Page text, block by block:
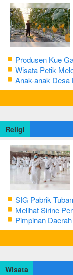
Produsen Kue
Puluhan Juta di
Wisata Petik
Sampai 5 Hari
Anak-anak Desa
Puasa dengan
Religi
SIG Pabrik
CJH Kabupaten
Melihat Sirine
Pendopo Bupati
Pimpinan
Salat Iduladha 9
Wisata